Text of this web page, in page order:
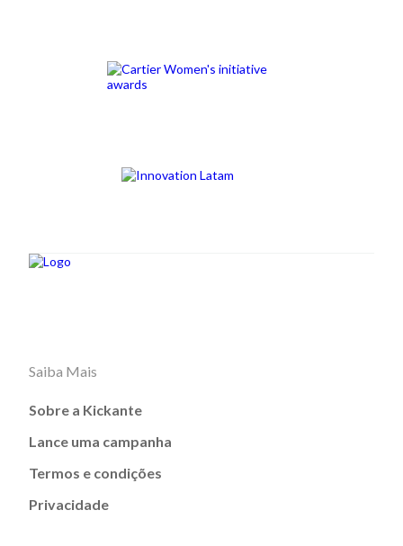
Saiba Mais
Sobre a Kickante
Lance uma campanha
Termos e condições
Privacidade